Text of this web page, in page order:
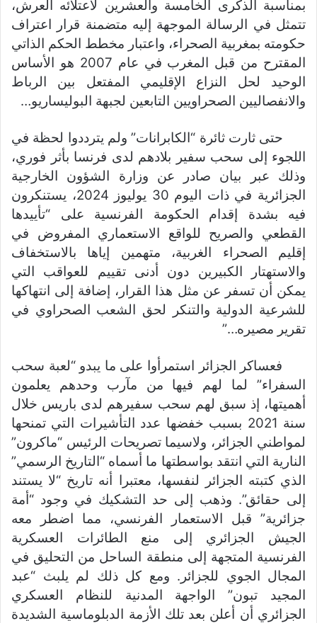
بمناسبة الذكرى الخامسة والعشرين لاعتلائه العرش،
تتمثل في الرسالة الموجهة إليه متضمنة قرار اعتراف
حكومته بمغربية الصحراء، واعتبار مخطط الحكم الذاتي
المقترح من قبل المغرب في عام 2007 هو الأساس
الوحيد لحل النزاع الإقليمي المفتعل بين الرباط
والانفصاليين الصحراويين التابعين لجبهة البوليساريو…
حتى ثارت ثائرة “الكابرانات” ولم يترددوا لحظة في
اللجوء إلى سحب سفير بلادهم لدى فرنسا بأثر فوري،
وذلك عبر بيان صادر عن وزارة الشؤون الخارجية
الجزائرية في ذات اليوم 30 يوليوز 2024، يستنكرون
فيه بشدة إقدام الحكومة الفرنسية على “تأييدها
القطعي والصريح للواقع الاستعماري المفروض في
إقليم الصحراء الغربية، متهمين إياها بالاستخفاف
والاستهتار الكبيرين دون أدنى تقييم للعواقب التي
يمكن أن تسفر عن مثل هذا القرار، إضافة إلى انتهاكها
للشرعية الدولية والتنكر لحق الشعب الصحراوي في
تقرير مصيره…”
فعساكر الجزائر استمرأوا على ما يبدو “لعبة سحب
السفراء” لما لهم فيها من مآرب وحدهم يعلمون
أهميتها، إذ سبق لهم سحب سفيرهم لدى باريس خلال
سنة 2021 بسبب خفضها عدد التأشيرات التي تمنحها
لمواطني الجزائر، ولاسيما تصريحات الرئيس “ماكرون”
النارية التي انتقد بواسطتها ما أسماه “التاريخ الرسمي”
الذي كتبته الجزائر لنفسها، معتبرا أنه تاريخ “لا يستند
إلى حقائق”. وذهب إلى حد التشكيك في وجود “أمة
جزائرية” قبل الاستعمار الفرنسي، مما اضطر معه
الجيش الجزائري إلى منع الطائرات العسكرية
الفرنسية المتجهة إلى منطقة الساحل من التحليق في
المجال الجوي للجزائر. ومع كل ذلك لم يلبث “عبد
المجيد تبون” الواجهة المدنية للنظام العسكري
الجزائري أن أعلن بعد تلك الأزمة الدبلوماسية الشديدة